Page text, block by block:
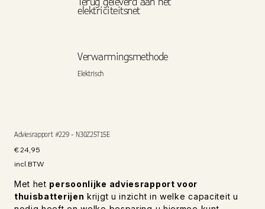
elektriciteitsnet
Elektrisch
Verwarmingsmethode
Adviesrapport #229 - N30Z25T15E
Prijs
€ 24,95
incl.BTW
Met het persoonlijke adviesrapport voor
thuisbatterijen krijgt u inzicht in welke capaciteit u